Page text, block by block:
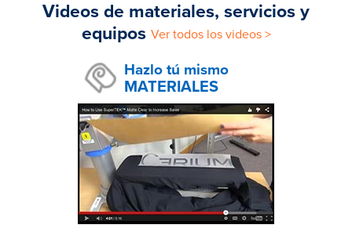
Videos de materiales, servicios y
equipos Ver todos los videos >
Hazlo tú mismo
MATERIALES